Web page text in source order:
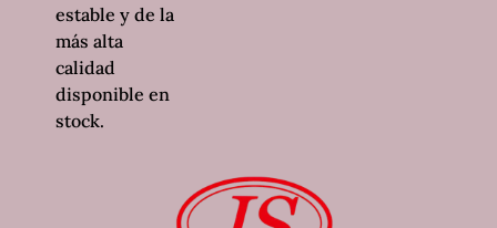
estable y de la
más alta
calidad
disponible en
stock.